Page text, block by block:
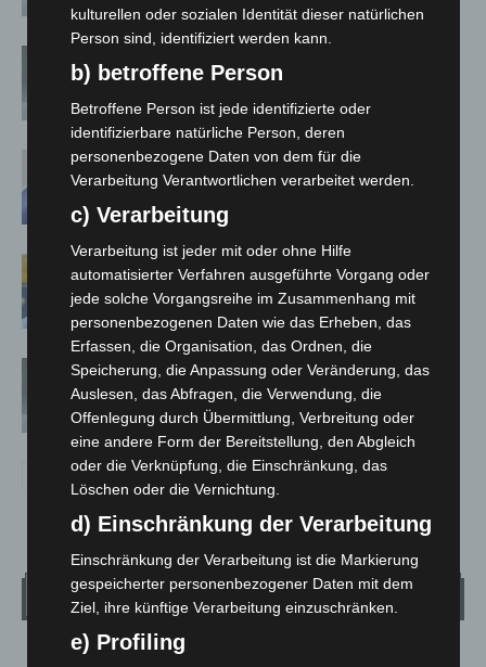
und KiTa: vom Land bis Ostern –
Absonderungspflicht läuft aus
Corona-Schutzmaßnahmen laufen aus
Maskenpflicht im GVH entfällt ab 02.
Februar
Absonderungsverordnung in
Niedersachsen läuft zum Monatsende
aus
Wetter
kulturellen oder sozialen Identität dieser natürlichen
Person sind, identifiziert werden kann.
b) betroffene Person
Betroffene Person ist jede identifizierte oder
identifizierbare natürliche Person, deren
personenbezogene Daten von dem für die
Verarbeitung Verantwortlichen verarbeitet werden.
c) Verarbeitung
Verarbeitung ist jeder mit oder ohne Hilfe
automatisierter Verfahren ausgeführte Vorgang oder
jede solche Vorgangsreihe im Zusammenhang mit
personenbezogenen Daten wie das Erheben, das
Erfassen, die Organisation, das Ordnen, die
Speicherung, die Anpassung oder Veränderung, das
Auslesen, das Abfragen, die Verwendung, die
Offenlegung durch Übermittlung, Verbreitung oder
eine andere Form der Bereitstellung, den Abgleich
oder die Verknüpfung, die Einschränkung, das
Löschen oder die Vernichtung.
d) Einschränkung der Verarbeitung
Einschränkung der Verarbeitung ist die Markierung
gespeicherter personenbezogener Daten mit dem
Ziel, ihre künftige Verarbeitung einzuschränken.
e) Profiling